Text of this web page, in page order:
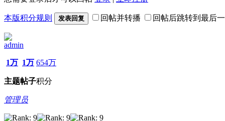
本版积分规则 发表回复 回帖并转播 回帖后跳转到最后
admin
1万
主题
1万
帖子
654万
积分
管理员